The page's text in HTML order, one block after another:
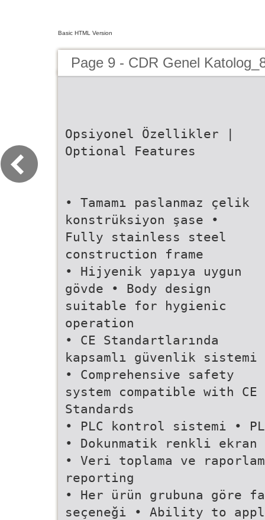
Basic HTML Version
Page 9 - CDR Genel
Opsiyonel Özellikler |
Optional Features
• Tamamı paslanmaz çelik
konstrüksiyon şase •
Fully stainless steel
construction frame
• Hijyenik yapıya uygun
gövde • Body design
suitable for hygienic
operation
• CE Standartlarında
kapsamlı güvenlik sistemi
• Comprehensive safety
system compatible with CE
Standards
• PLC kontrol sistemi •
• Dokunmatik renkli
• Veri toplama ve
reporting
• Her ürün grubuna göre
seçeneği • Ability to